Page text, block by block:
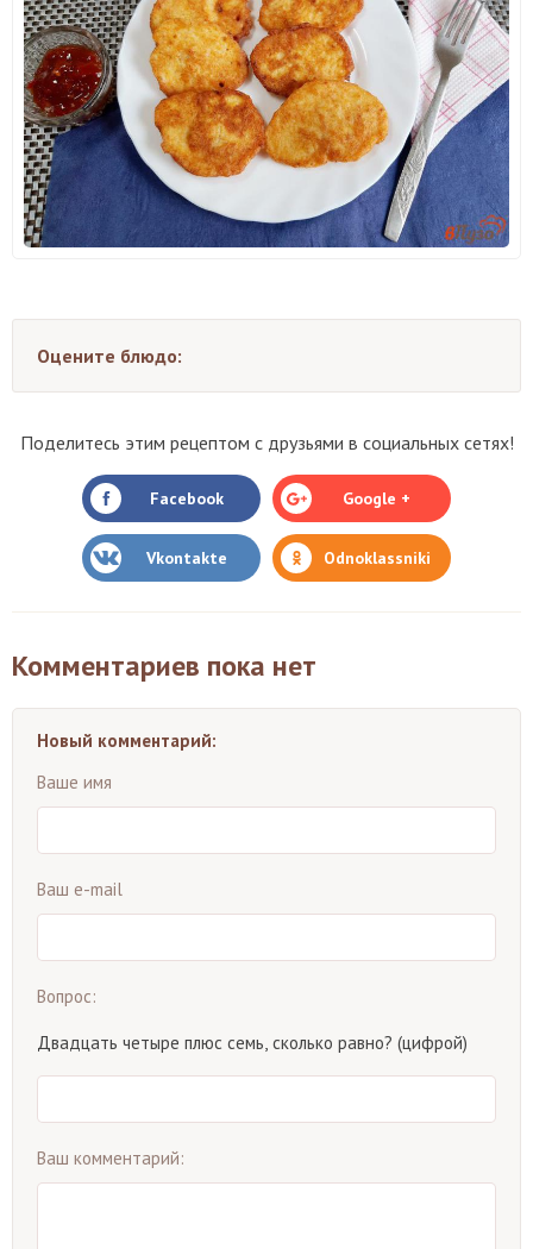
Оцените блюдо:
Поделитесь этим рецептом с друзьями в социальных сетях!
Facebook Google +
Vkontakte Odnoklassniki
Комментариев пока нет
Новый комментарий:
Ваше имя
Ваш e-mail
Вопрос:
Двадцать четыре плюс семь, сколько равно? (цифрой)
Ваш комментарий: